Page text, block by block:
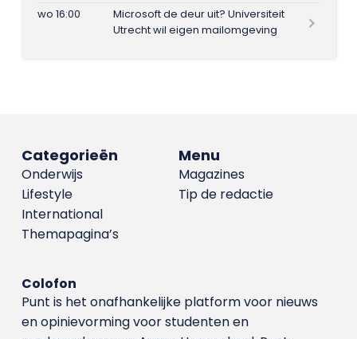
wo 16:00
Microsoft de deur uit? Universiteit
Utrecht wil eigen mailomgeving
Menu
Magazines
Tip de redactie
Categorieën
Onderwijs
Lifestyle
International
Themapagina’s
Colofon
Punt is het onafhankelijke platform voor nieuws
en opinievorming voor studenten en